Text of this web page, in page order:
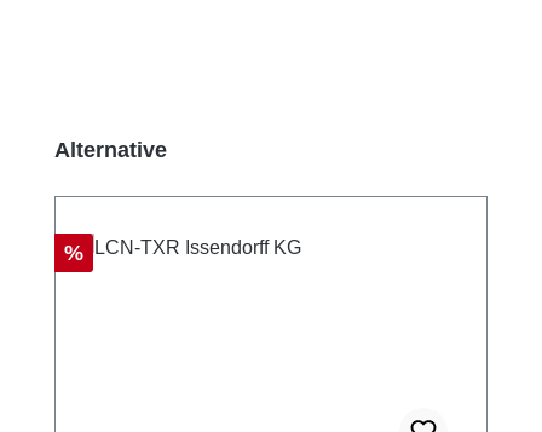
Produktgalerie überspringen
Alternative
Rabatt
%